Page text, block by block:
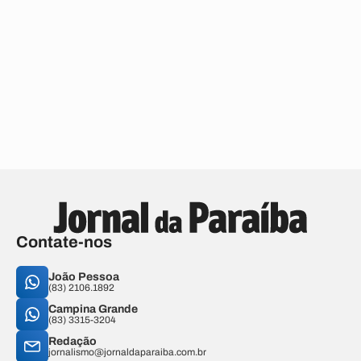
Contate-nos
João Pessoa
(83) 2106.1892
Campina Grande
(83) 3315-3204
Redação
jornalismo@jornaldaparaiba.com.br